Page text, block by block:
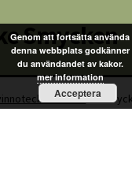
Smycken
bild 1
Genom att fortsätta använda
denna webbplats godkänner
du användandet av kakor.
mer information
Acceptera